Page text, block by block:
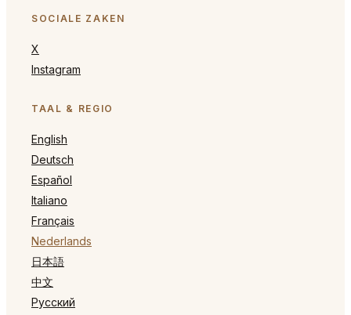
SOCIALE ZAKEN
X
Instagram
TAAL & REGIO
English
Deutsch
Español
Italiano
Français
Nederlands
日本語
中文
Русский